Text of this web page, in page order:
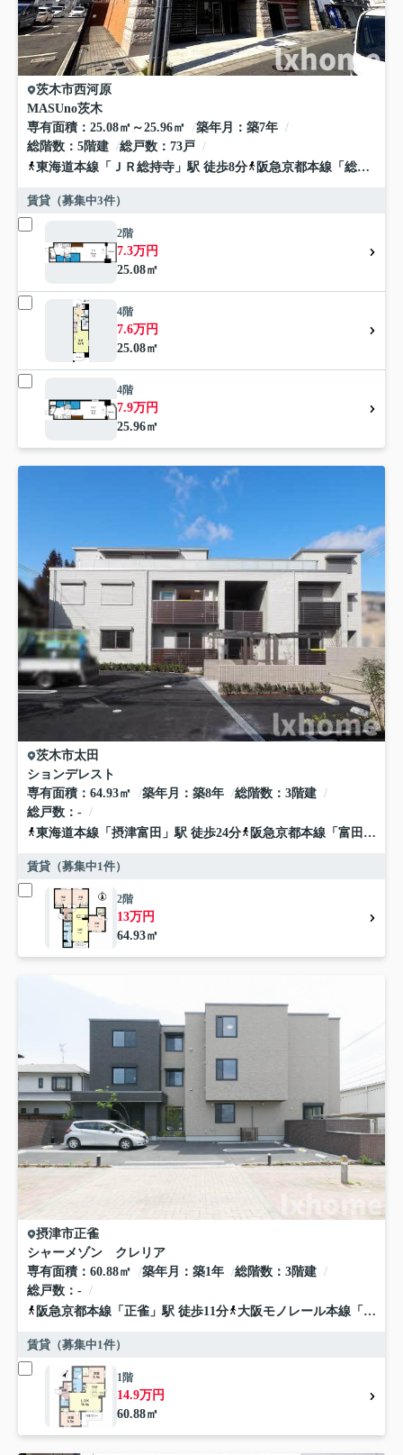
茨木市西河原
MASUno茨木
専有面積
25.08㎡～25.96㎡ 築年月
築7年
総階数
5階建 総戸数
73戸
東海道本線 「 ＪＲ総持寺 」駅 徒歩8分 阪急京都本線 「 総持寺
賃貸（募集中3件）
2階
7.3万円
25.08㎡
4階
7.6万円
25.08㎡
4階
7.9万円
25.96㎡
茨木市太田
ションデレスト
専有面積
64.93㎡ 築年月 築8年 総階数
3階建
総戸数
-
東海道本線 「 摂津富田 」駅 徒歩24分 阪急京都本線 「 富田 」駅
賃貸（募集中1件）
2階
13万円
64.93㎡
摂津市正雀
シャーメゾン クレリア
専有面積
60.88㎡ 築年月 築1年 総階数
3階建
総戸数
-
阪急京都本線 「 正雀 」駅 徒歩11分 大阪モノレール本線 「 摂津
賃貸（募集中1件）
1階
14.9万円
60.88㎡